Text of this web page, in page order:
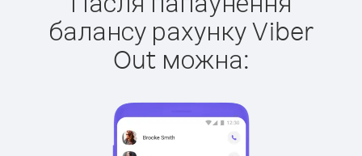
балансу рахунку Viber
Out можна: